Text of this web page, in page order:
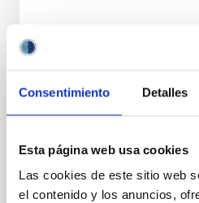
Consentimiento Detalles
Esta página web usa cookies
Las cookies de este sitio web
el contenido y los anuncios,
ASTROFÍSICA EN 3D
Cerrado